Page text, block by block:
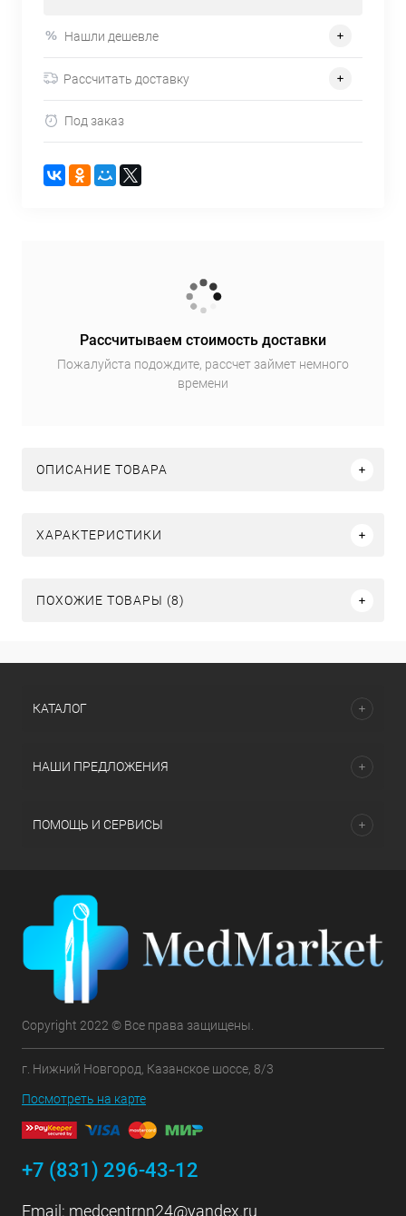
Нашли дешевле
Рассчитать доставку
Под заказ
Рассчитываем стоимость доставки
Пожалуйста подождите, рассчет займет немного
времени
ОПИСАНИЕ ТОВАРА
ХАРАКТЕРИСТИКИ
ПОХОЖИЕ ТОВАРЫ (8)
КАТАЛОГ
НАШИ ПРЕДЛОЖЕНИЯ
ПОМОЩЬ И СЕРВИСЫ
Copyright 2022 © Все права защищены.
г. Нижний Новгород, Казанское шоссе, 8/3
Посмотреть на карте
+7 (831) 296-43-12
Email: medcentrnn24@yandex.ru